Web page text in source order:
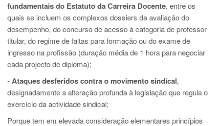
fundamentais do Estatuto da Carreira Docente, entre os
quais se incluem os complexos dossiers da avaliação do
desempenho, do concurso de acesso à categoria de professor
titular, do regime de faltas para formação ou do exame de
ingresso na profissão (duração média de 1 hora para negociar
cada projecto de diploma);
-Ataques desferidos contra o movimento sindical,
designadamente a alteração profunda à legislação que regula o
exercício da actividade sindical;
Porque tem em elevada consideração elementares princípios